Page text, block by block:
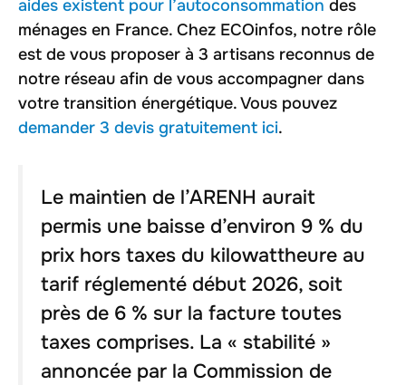
aides existent pour l’autoconsommation des
ménages en France. Chez ECOinfos, notre rôle
est de vous proposer à 3 artisans reconnus de
notre réseau afin de vous accompagner dans
votre transition énergétique. Vous pouvez
demander 3 devis gratuitement ici.
Le maintien de l’ARENH aurait
permis une baisse d’environ 9 % du
prix hors taxes du kilowattheure au
tarif réglementé début 2026, soit
près de 6 % sur la facture toutes
taxes comprises. La « stabilité »
annoncée par la Commission de